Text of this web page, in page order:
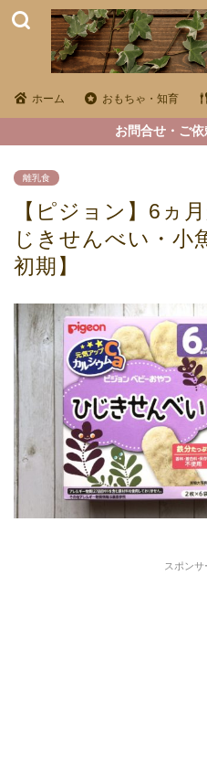
ホーム おもちゃ・知育
お問合せ・ご
離乳食
【ピジョン】6ヵ
じきせんべい・小
初期】
スポンサ